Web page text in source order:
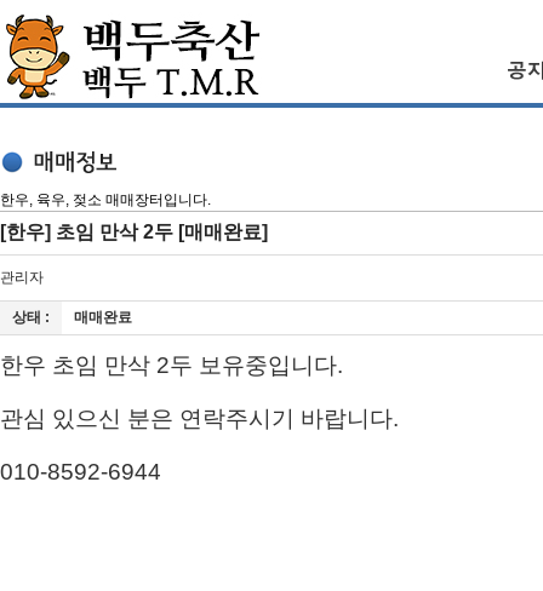
한우, 육우, 젖소 매매장터입니다.
[한우] 초임 만삭 2두 [매매완료]
관리자
상태 : 매매완료
한우 초임 만삭 2두 보유중입니다.
관심 있으신 분은 연락주시기 바랍니다.
010-8592-6944